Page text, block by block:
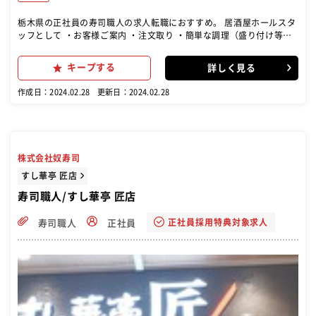
栃木県の正社員の寿司職人の求人転職におすすめ。 居酒屋ホールスタ
ッフとして ・お客様ご案内 ・注文取り ・簡単な調理（盛り付け等）
将来的に店長・店長候補へのステップアップも！ ぜひチャレンジして
みてください
キープする 詳しく見る
作成日：2024.02.28 更新日：2024.02.28
株式会社奴寿司
すし華亭 匠店
寿司職人/すし華亭 匠店
寿司職人 正社員 正社員採用特典対象求人